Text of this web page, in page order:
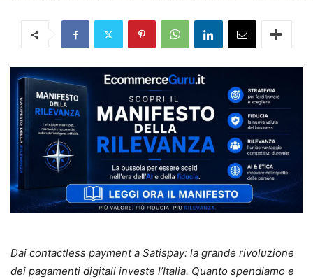
Dai contactless payment a Satispay: la grande rivoluzione
dei pagamenti digitali investe l’Italia. Quanto spendiamo e